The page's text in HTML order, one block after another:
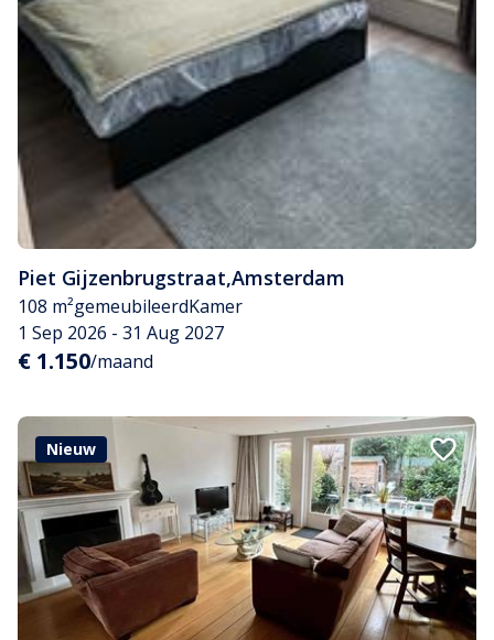
Piet Gijzenbrugstraat,Amsterdam
108 m²gemeubileerdKamer
1 Sep 2026 - 31 Aug 2027
€ 1.150/maand
Nieuw